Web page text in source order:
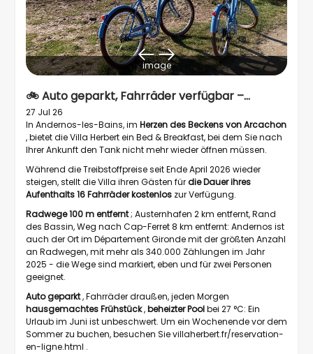
image
🚲 Auto geparkt, Fahrräder verfügbar –
übernachten Sie ohne Auto
27 Jul 26
In Andernos-les-Bains, im Herzen des Beckens von Arcachon
, bietet die Villa Herbert ein Bed & Breakfast, bei dem Sie nach
Ihrer Ankunft den Tank nicht mehr wieder öffnen müssen.
Während die Treibstoffpreise seit Ende April 2026 wieder
steigen, stellt die Villa ihren Gästen fürdie Dauer ihres
Aufenthalts16 Fahrräder kostenlos zur Verfügung.
Radwege 100 m entfernt; Austernhafen 2 km entfernt, Rand
des Bassin, Weg nach Cap-Ferret 8 km entfernt: Andernos ist
auch der Ort im Département Gironde mit der größten Anzahl
an Radwegen, mit mehr als 340.000 Zählungen im Jahr
2025 - die Wege sind markiert, eben und für zwei Personen
geeignet.
Auto geparkt, Fahrräder draußen, jeden Morgen
hausgemachtes Frühstück,beheizter Poolbei 27 °C: Ein
Urlaub im Juni ist unbeschwert. Um ein Wochenende vor dem
Sommer zu buchen, besuchen Sievillaherbert.fr/reservation-
en-ligne.html .